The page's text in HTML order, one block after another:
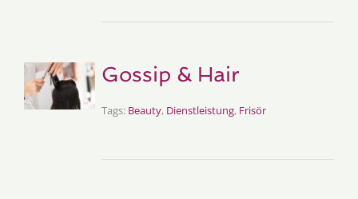
Gossip & Hair
Tags: Beauty, Dienstleistung, Frisör